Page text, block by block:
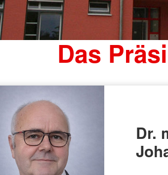
Das
Dr.